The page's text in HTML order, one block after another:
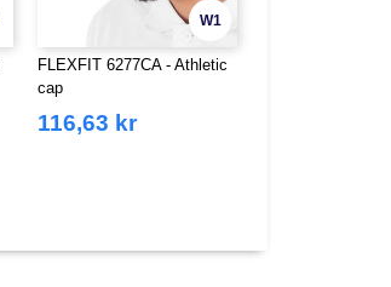
W1
FLEXFIT 6277CA - Athletic
cap
116,63 kr